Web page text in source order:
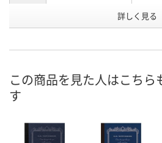
方眼
号
お届け日
数量 数量
詳しく見る
この商品を見た人はこちら
す